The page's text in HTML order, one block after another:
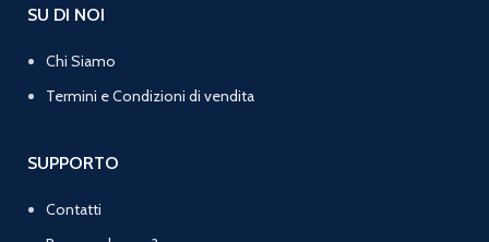
SU DI NOI
Chi Siamo
Termini e Condizioni di vendita
SUPPORTO
Contatti